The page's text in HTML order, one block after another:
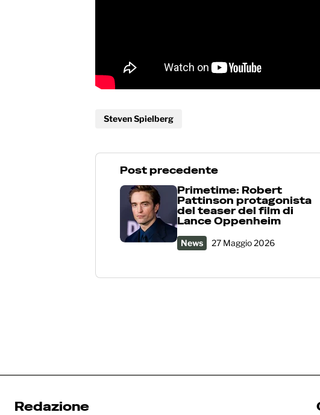
Steven Spielberg
Post precedente
Primetime: Robert
Pattinson protagonista
del teaser del film di
Lance Oppenheim
News 27 Maggio 2026
Redazione